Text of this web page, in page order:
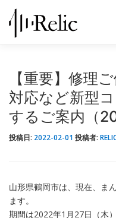
ン
STORE お知らせ
【重要】修理
対応など新型
するご案内（
投稿日: 2022-02-01 投稿者:
山形県鶴岡市は、現在、ま
ます。
期間は2022年1月27日（木